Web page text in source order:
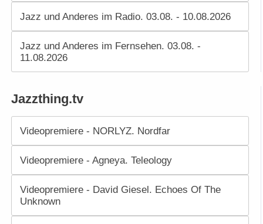
Jazz und Anderes im Radio. 03.08. - 10.08.2026
Jazz und Anderes im Fernsehen. 03.08. -
11.08.2026
Jazzthing.tv
Videopremiere - NORLYZ. Nordfar
Videopremiere - Agneya. Teleology
Videopremiere - David Giesel. Echoes Of The
Unknown